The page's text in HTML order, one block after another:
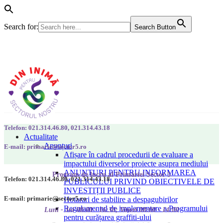
Search for: Search Button
Actualitate
Anunțuri
Afișare în cadrul procedurii de evaluare a
impactului diverselor proiecte asupra mediului
ANUNȚURI PENTRU INFORMAREA
PUBLICULUI PRIVIND OBIECTIVELE DE
INVESTIȚII PUBLICE
Hotarari de stabilire a despagubirilor
Regulamentul de implementare a Programului
pentru curățarea graffiti-ului
Telefon: 021.314.46.80, 021.314.43.18
E-mail: primarie@sector5.ro
Program de lucru al Primăriei Sector 5
Luni - Joi 08:00 - 16:30; Vineri 08:00 - 14:00
Telefon: 021.314.46.80, 021.314.43.18
E-mail: primarie@sector5.ro